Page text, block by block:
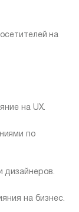
на
на UX.
по
дизайнеров.
на бизнес.